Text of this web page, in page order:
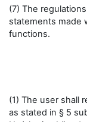
(7) The
statements made
functions.
(1) The user shall
as stated in § 5